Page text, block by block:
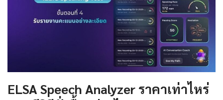
ELSA Speech Analyzer ราคาเท่าไหร่